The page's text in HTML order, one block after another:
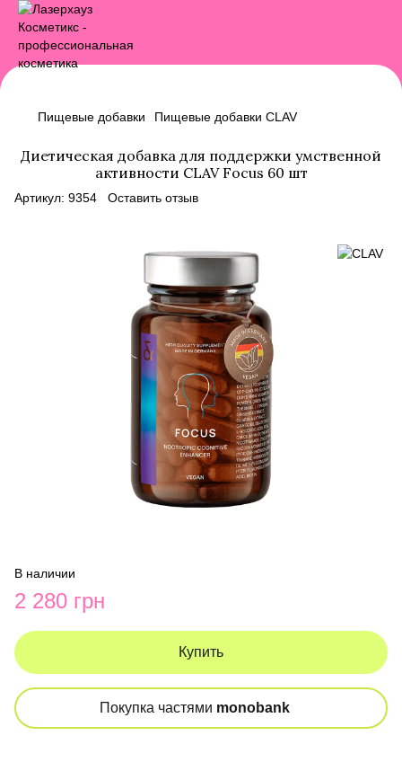
Пищевые добавки Пищевые добавки CLAV
Диетическая добавка для поддержки умственной
активности CLAV Focus 60 шт
Артикул: 9354 Оставить отзыв
В наличии
2 280 грн
Купить
Покупка частями monobank